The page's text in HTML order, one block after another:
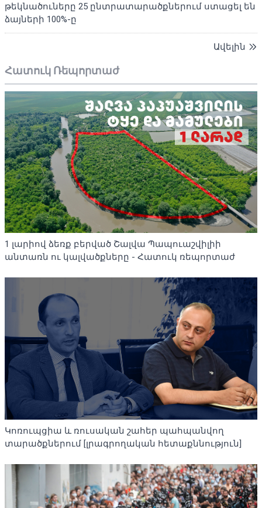
թեկնածուները 25 ընտրատարածքներում ստացել են
ձայների 100%-ը
Ավելին
Հատուկ Ռեպորտաժ
1 լարիով ձեռք բերված Շալվա Պապուաշվիլիի
անտառն ու կալվածքները - Հատուկ ռեպորտաժ
Կոռուպցիա և ռուսական շահեր պահպանվող
տարածքներում [լրագրողական հետաքննություն]